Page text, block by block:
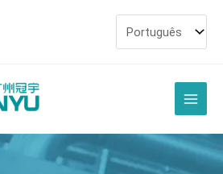
Menu